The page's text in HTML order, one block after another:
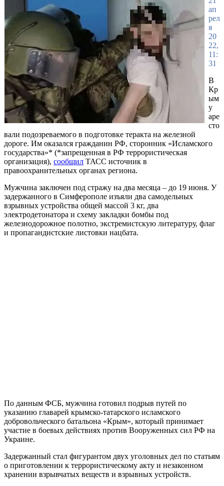
ап
рел
я
20
22,
11:
31
В
Кр
ым
у
аре
сто
вали подозреваемого в подготовке теракта на железной
дороге. Им оказался гражданин РФ, сторонник «Исламского
государства»* (*запрещенная в РФ террористическая
организация), сообщил ТАСС источник в
правоохранительных органах региона.
Мужчина заключен под стражу на два месяца – до 19 июня. У
задержанного в Симферополе изъяли два самодельных
взрывных устройства общей массой 3 кг, два
электродетонатора и схему закладки бомбы под
железнодорожное полотно, экстремистскую литературу, флаг
и пропагандистские листовки нацбата.
По данным ФСБ, мужчина готовил подрыв путей по
указанию главарей крымско-татарского исламского
добровольческого батальона «Крым», который принимает
участие в боевых действиях против Вооруженных сил РФ на
Украине.
Задержанный стал фигурантом двух уголовных дел по статьям
о приготовлении к террористическому акту и незаконном
хранении взрывчатых веществ и взрывных устройств.